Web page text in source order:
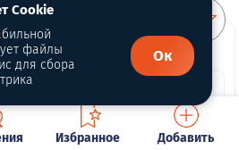
Избранное Добавить
Cookie
файлы
для сбора
Ок